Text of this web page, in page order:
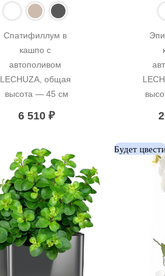
Спатифиллум в
кашпо с
автополивом
LECHUZA, общая
высота — 45 см
6 510₽
Будет